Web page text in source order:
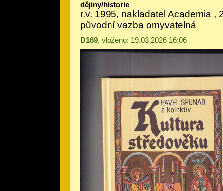
dějiny/historie
r.v. 1995, nakladatel Academia ,
původní vazba omyvatelná
D169, vloženo: 19.03.2026 16:06